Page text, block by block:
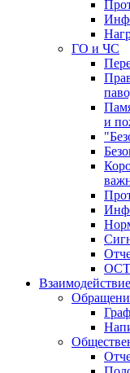
ГО и ЧС
и
Взаимодействие